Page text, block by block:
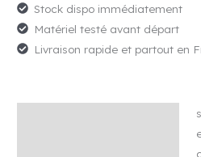
Heath
QU-
16
Stock dispo immédiatement
Matériel testé avant départ
Livraison rapide et partout en